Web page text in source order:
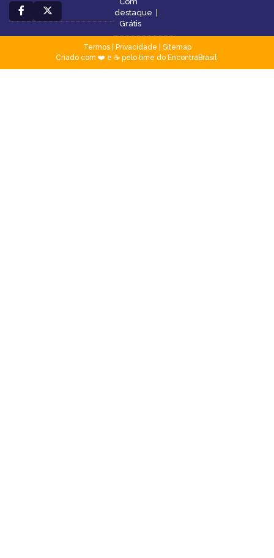
destaque |
Grátis
Termos| Privacidade
Sitemap
Criado com ❤️ e ☕ pelo time do EncontraBrasil